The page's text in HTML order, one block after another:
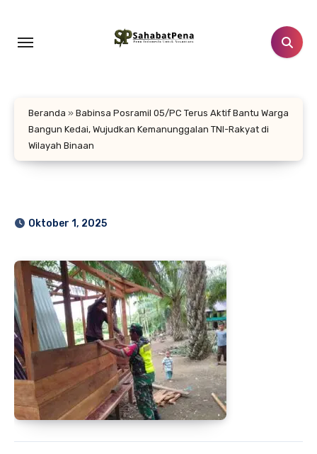
konten
Beranda » Babinsa Posramil 05/PC Terus Aktif Bantu Warga
Bangun Kedai, Wujudkan Kemanunggalan TNI-Rakyat di
Wilayah Binaan
Oktober 1, 2025